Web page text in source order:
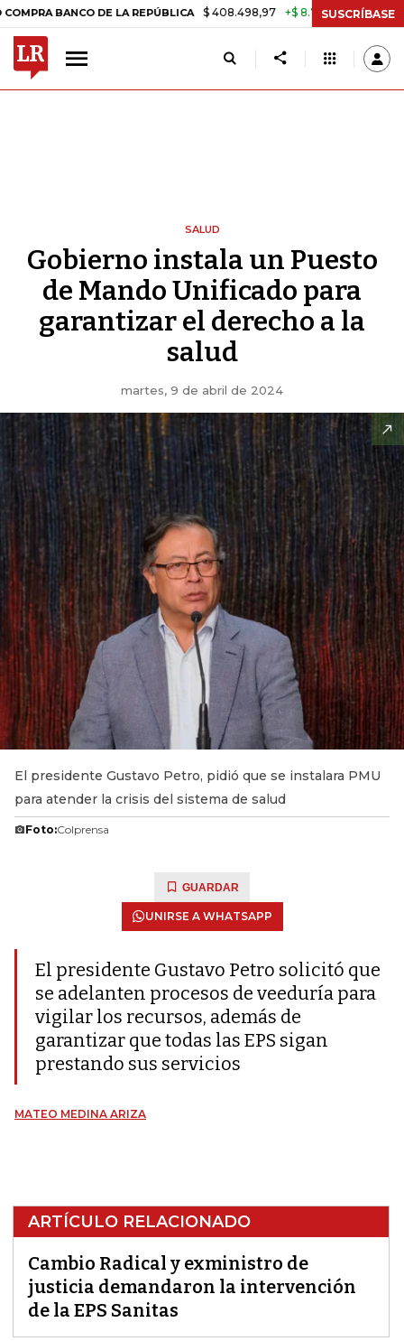
BANCO DE LA REPÚBLICA $ 408.498,97 +$ 8.753,81 +2,19% TASA
SUSCRÍBASE
SALUD
Gobierno instala un Puesto
de Mando Unificado para
garantizar el derecho a la
salud
martes, 9 de abril de 2024
El presidente Gustavo Petro, pidió que se instalara PMU
para atender la crisis del sistema de salud
Foto:Colprensa
GUARDAR
UNIRSE A WHATSAPP
El presidente Gustavo Petro solicitó que
se adelanten procesos de veeduría para
vigilar los recursos, además de
garantizar que todas las EPS sigan
prestando sus servicios
MATEO MEDINA ARIZA
ARTÍCULO RELACIONADO
Cambio Radical y exministro de
justicia demandaron la intervención
de la EPS Sanitas